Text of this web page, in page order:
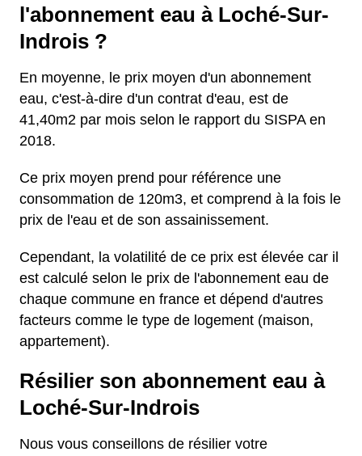
l'abonnement eau à Loché-Sur-
Indrois ?
En moyenne, le prix moyen d'un abonnement
eau, c'est-à-dire d'un contrat d'eau, est de
41,40m2 par mois selon le rapport du SISPA en
2018.
Ce prix moyen prend pour référence une
consommation de 120m3, et comprend à la fois le
prix de l'eau et de son assainissement.
Cependant, la volatilité de ce prix est élevée car il
est calculé selon le prix de l'abonnement eau de
chaque commune en france et dépend d'autres
facteurs comme le type de logement (maison,
appartement).
Résilier son abonnement eau à
Loché-Sur-Indrois
Nous vous conseillons de résilier votre